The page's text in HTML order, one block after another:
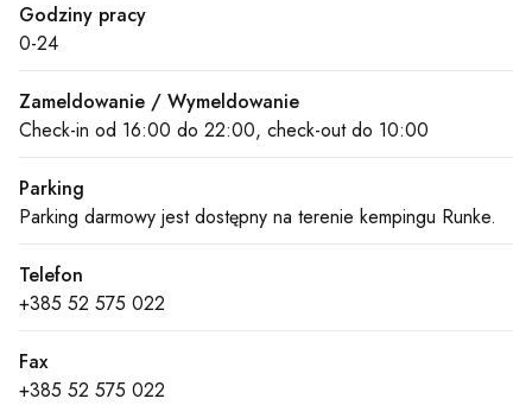
Godziny pracy
0-24
Zameldowanie / Wymeldowanie
Check-in od 16:00 do 22:00, check-out do 10:00
Parking
Parking darmowy jest dostępny na terenie kempingu Runke.
Telefon
+385 52 575 022
Fax
+385 52 575 022